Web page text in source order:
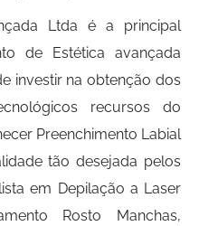
Ltda é a principal
de Estética avançada
investir na obtenção dos
recursos do
Preenchimento Labial
tão desejada pelos
em Depilação a Laser
Rosto Manchas,